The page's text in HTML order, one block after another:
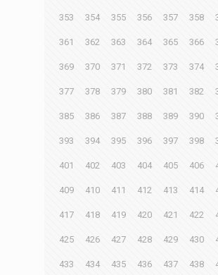
353 354 355 356 357 358
361 362 363 364 365 366
369 370 371 372 373 374
377 378 379 380 381 382
385 386 387 388 389 390
393 394 395 396 397 398
401 402 403 404 405 406
409 410 411 412 413 414
417 418 419 420 421 422
425 426 427 428 429 430
433 434 435 436 437 438